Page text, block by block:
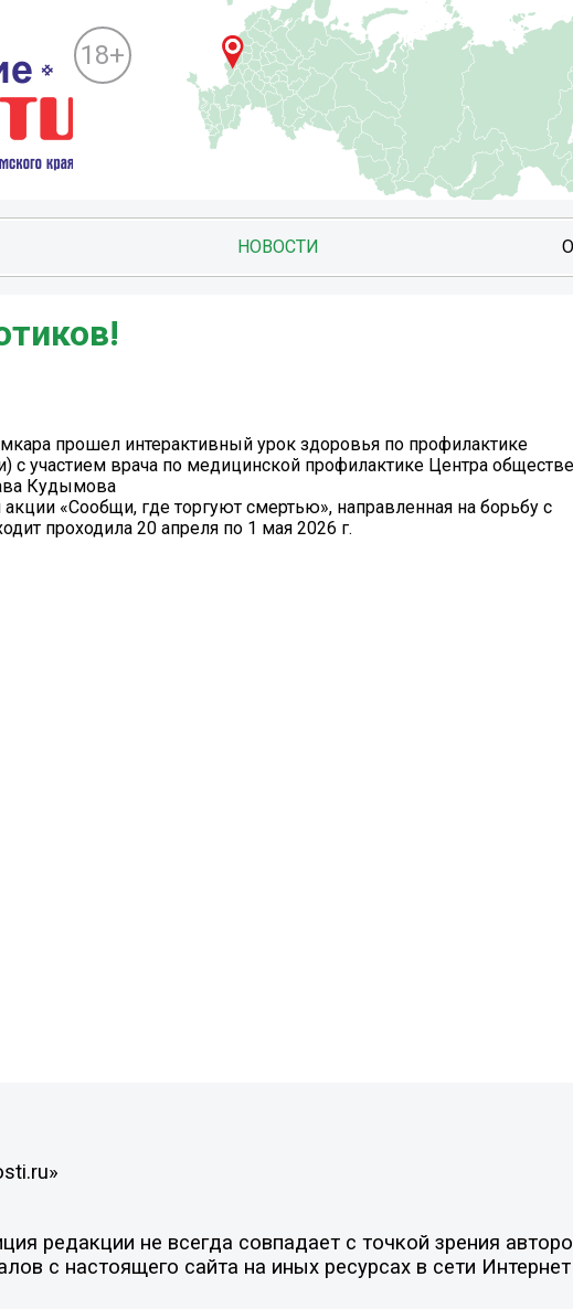
18+
НОВОСТИ
прошел интерактивный урок здоровья по профилактике
с участием врача по медицинской профилактике Центра
Кудымова
«Сообщи, где торгуют смертью», направленная на борьбу с
проходила 20 апреля по 1 мая 2026 г.
редакции не всегда совпадает с точкой зрения
с настоящего сайта на иных ресурсах в сети